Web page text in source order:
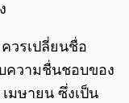
วรเปลี่ยนชื่อ
ความชื่นชอบของ
มษายน ซึ่งเป็น